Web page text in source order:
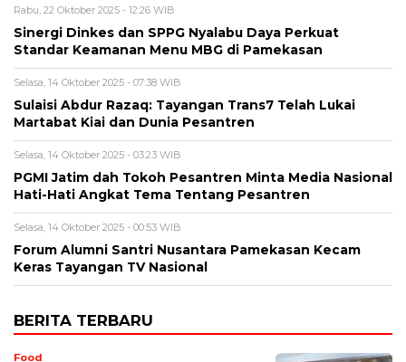
Rabu, 22 Oktober 2025 - 12:26 WIB
Sinergi Dinkes dan SPPG Nyalabu Daya Perkuat
Standar Keamanan Menu MBG di Pamekasan
Selasa, 14 Oktober 2025 - 07:38 WIB
Sulaisi Abdur Razaq: Tayangan Trans7 Telah Lukai
Martabat Kiai dan Dunia Pesantren
Selasa, 14 Oktober 2025 - 03:23 WIB
PGMI Jatim dah Tokoh Pesantren Minta Media Nasional
Hati-Hati Angkat Tema Tentang Pesantren
Selasa, 14 Oktober 2025 - 00:53 WIB
Forum Alumni Santri Nusantara Pamekasan Kecam
Keras Tayangan TV Nasional
BERITA TERBARU
Food